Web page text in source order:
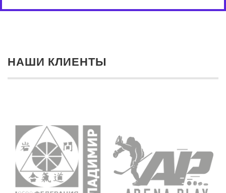
НАШИ КЛИЕНТЫ